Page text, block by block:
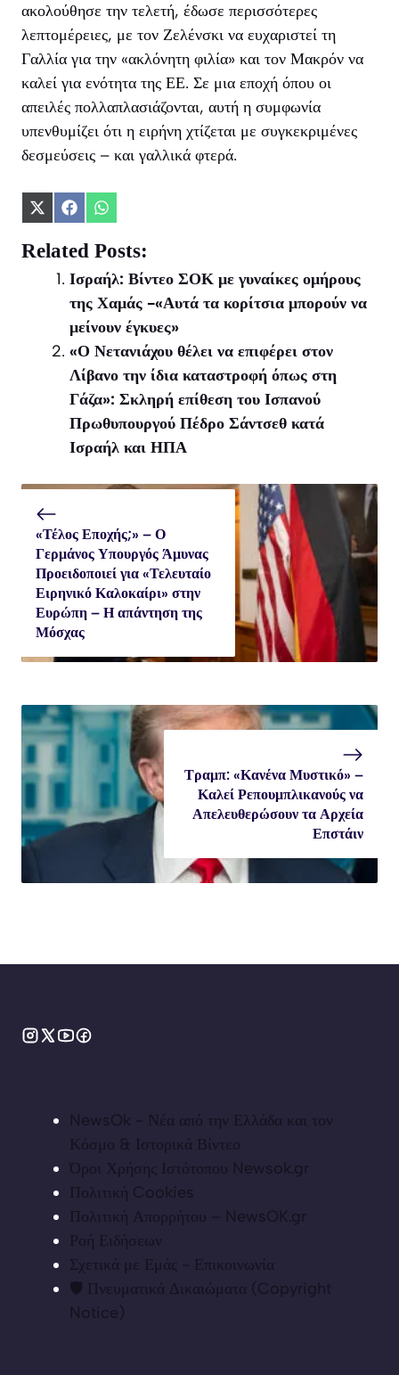
ακολούθησε την τελετή, έδωσε περισσότερες
λεπτομέρειες, με τον Ζελένσκι να ευχαριστεί τη
Γαλλία για την «ακλόνητη φιλία» και τον Μακρόν να
καλεί για ενότητα της ΕΕ. Σε μια εποχή όπου οι
απειλές πολλαπλασιάζονται, αυτή η συμφωνία
υπενθυμίζει ότι η ειρήνη χτίζεται με συγκεκριμένες
δεσμεύσεις – και γαλλικά φτερά.
Share
X
(Twitter)
Share
Facebook
Share
WhatsApp
Related Posts:
Ισραήλ: Βίντεο ΣΟΚ με γυναίκες ομήρους
της Χαμάς -«Αυτά τα κορίτσια μπορούν να
μείνουν έγκυες»
«Ο Νετανιάχου θέλει να επιφέρει στον
Λίβανο την ίδια καταστροφή όπως στη
Γάζα»: Σκληρή επίθεση του Ισπανού
Πρωθυπουργού Πέδρο Σάντσεθ κατά
Ισραήλ και ΗΠΑ
«Τέλος Εποχής;» – Ο
Γερμάνος Υπουργός Άμυνας
Προειδοποιεί για «Τελευταίο
Ειρηνικό Καλοκαίρι» στην
Ευρώπη – Η απάντηση της
Μόσχας
Τραμπ: «Κανένα Μυστικό» –
Καλεί Ρεπουμπλικανούς να
Απελευθερώσουν τα Αρχεία
Επστάιν
NewsOk - Νέα από την Ελλάδα και τον
Κόσμο & Ιστορικά Βίντεο
Όροι Χρήσης Ιστότοπου Newsok.gr
Πολιτική Cookies
Πολιτική Απορρήτου – NewsOK.gr
Ροή Ειδήσεων
Σχετικά με Εμάς - Επικοινωνία
🛡️ Πνευματικά Δικαιώματα (Copyright
Notice)